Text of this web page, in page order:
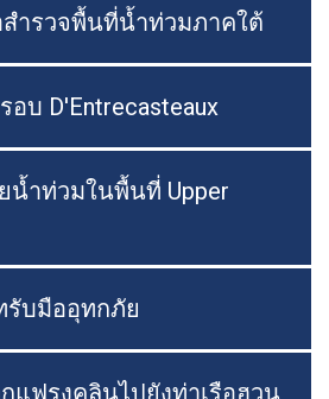
ำรวจพื้นที่น้ำท่วมภาคใต้
อบ D'Entrecasteaux
น้ำท่วมในพื้นที่ Upper
บมืออุทกภัย